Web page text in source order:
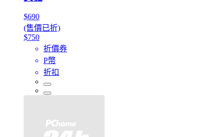
$690
(售價已折)
$750
折價券
P幣
折扣